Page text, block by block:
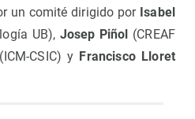
un comité dirigido por Isabel
UB), Josep Piñol (CREAF
(ICM-CSIC) y Francisco Lloret